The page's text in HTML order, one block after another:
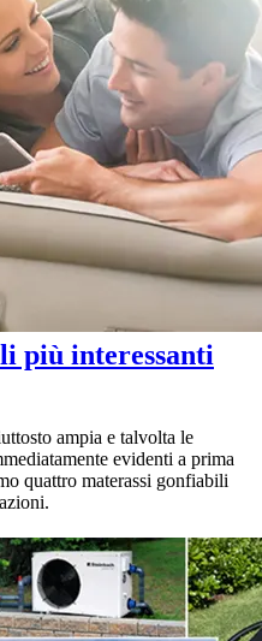
più interessanti
ampia e talvolta le
evidenti a prima
quattro materassi gonfiabili